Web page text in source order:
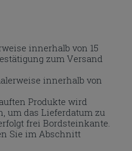
innerhalb von 15
zum Versand
innerhalb von
Produkte wird
um das Lieferdatum zu
frei Bordsteinkante.
Sie im Abschnitt